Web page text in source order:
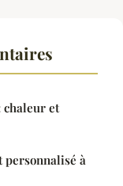
chaleur et
personnalisé à